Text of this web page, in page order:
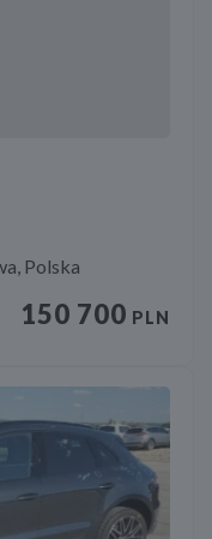
Polska
150 700 PLN